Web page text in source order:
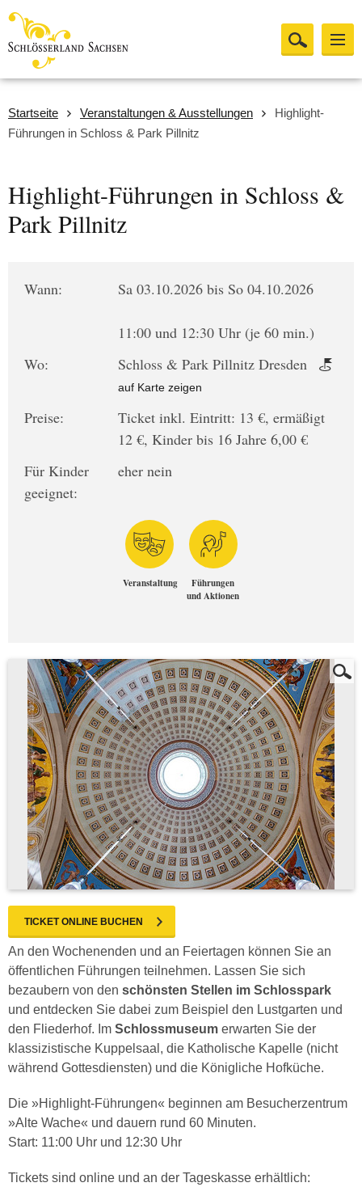
Startseite Veranstaltungen & Ausstellungen
Highlight-
Führungen in Schloss & Park Pillnitz
Highlight-Führungen in Schloss &
Park Pillnitz
Wann: Sa 03.10.2026 bis So 04.10.2026
11:00 und 12:30 Uhr (je 60 min.)
Wo:
Schloss & Park Pillnitz Dresden
auf Karte zeigen
Preise:
Ticket inkl. Eintritt: 13 €, ermäßigt
12 €, Kinder bis 16 Jahre 6,00 €
Für Kinder
geeignet:
eher nein
Veranstaltung
Führungen
und Aktionen
TICKET ONLINE BUCHEN
An den Wochenenden und an Feiertagen können Sie an
öffentlichen Führungen teilnehmen. Lassen Sie sich
bezaubern von den schönsten Stellen im Schlosspark
und entdecken Sie dabei zum Beispiel den Lustgarten und
den Fliederhof. Im Schlossmuseum erwarten Sie der
klassizistische Kuppelsaal, die Katholische Kapelle (nicht
während Gottesdiensten) und die Königliche Hofküche.
Die »Highlight-Führungen« beginnen am Besucherzentrum
»Alte Wache« und dauern rund 60 Minuten.
Start: 11:00 Uhr und 12:30 Uhr
Tickets sind online und an der Tageskasse erhältlich: